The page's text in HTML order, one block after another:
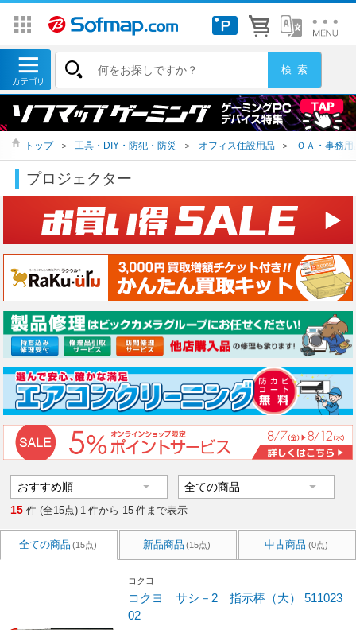
トップ ＞ 工具・DIY・防犯・防災 ＞ オフィス住設用品 ＞ ＯＡ・事務用
プロジェクター
15 件 (全15点) 1 件から 15 件まで表示
全ての商品 (15点) 新品商品 (15点) 中古商品 (0点)
コクヨ
コクヨ サシ－2 指示棒（大） 511023
02